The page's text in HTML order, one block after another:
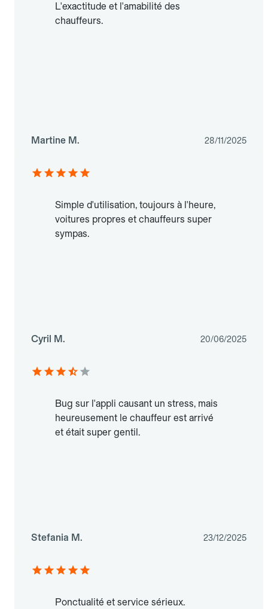
L'exactitude et l'amabilité des
chauffeurs.
Martine M. 28/11/2025
Simple d'utilisation, toujours à l'heure,
voitures propres et chauffeurs super
sympas.
Cyril M. 20/06/2025
Bug sur l'appli causant un stress, mais
heureusement le chauffeur est arrivé
et était super gentil.
Stefania M. 23/12/2025
Ponctualité et service sérieux.